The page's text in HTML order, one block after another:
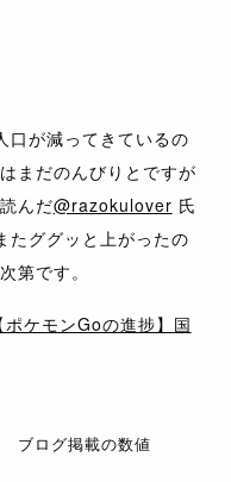
口が減ってきているの
まだのんびりとですが
んだ@razokulover 氏
たググッと上がったの
第です。
ポケモンGoの進捗】国
ブログ掲載の数値